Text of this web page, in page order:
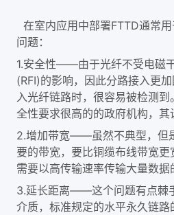
在室内应用中部署FTTD通常
问题：
1.安全性——由于光纤不受电磁
(RFI)的影响，因此分路接入更
入光纤链路时，很容易被检测
全性要求很高的的政府机构，其
2.增加带宽——虽然不典型，但
要的带宽，要比铜缆布线带宽
需要以高传输速率传输大量数据
3.延长距离——这个问题有点棘
介质，标准规定的水平永久链